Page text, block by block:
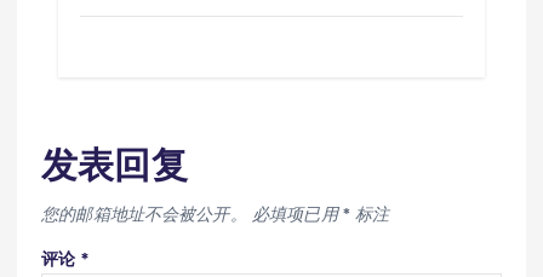
发表回复
您的邮箱地址不会被公开。 必填项已用* 标注
评论 *